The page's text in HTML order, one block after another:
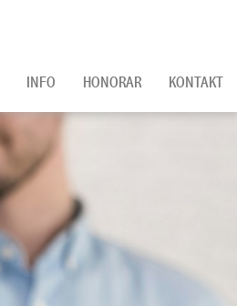
INFO HONORAR KONTAKT